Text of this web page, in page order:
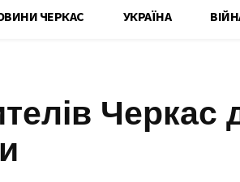
ЧЕРКАС УКРАЇНА
Черкас